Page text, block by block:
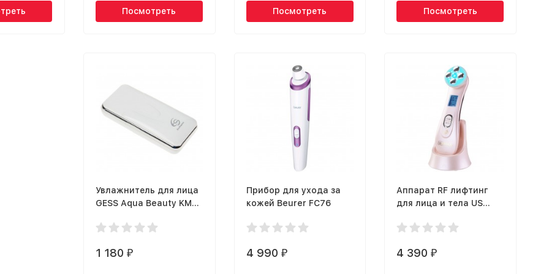
Посмотреть Посмотреть Посмотреть
Увлажнитель для лица
GESS Aqua Beauty KMS-
1 180 ₽
Прибор для ухода за
кожей Beurer FC76
4 990 ₽
Аппарат RF лифтинг
для лица и тела US
4 390₽